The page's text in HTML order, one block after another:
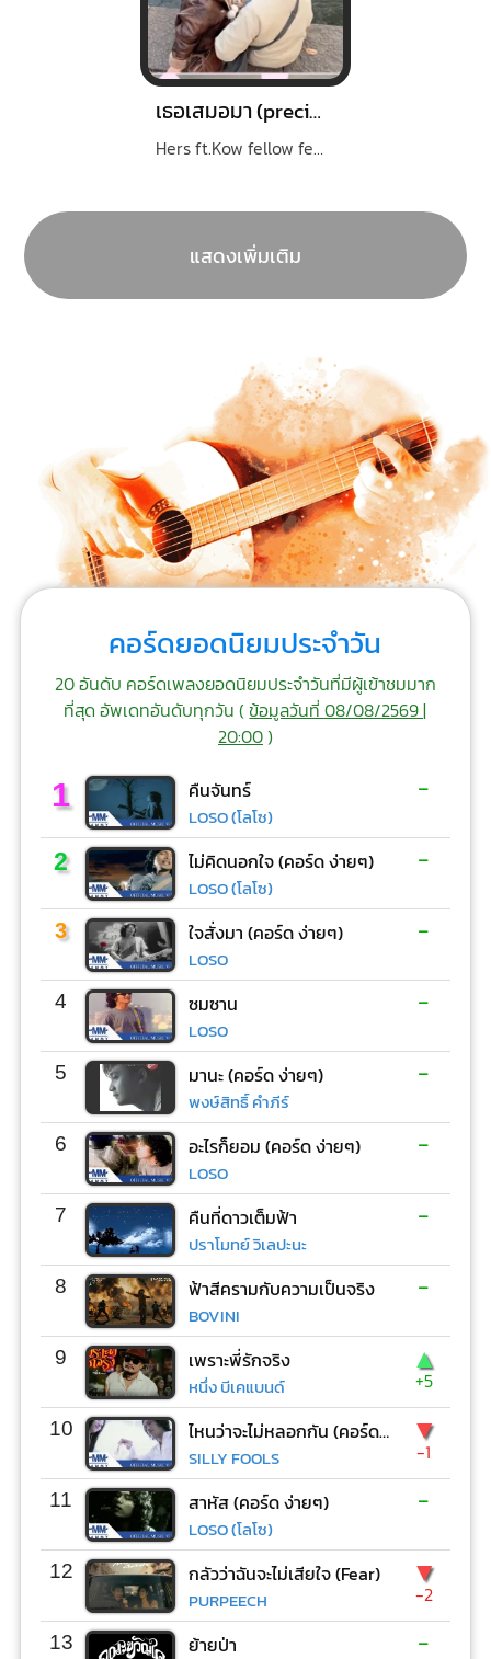
เธอเสมอมา (precious)
Hers ft.Kow fellow fellow
แสดงเพิ่มเติม
คอร์ดยอดนิยมประจำวัน
20 อันดับ คอร์ดเพลงยอดนิยมประจำวันที่มีผู้เข้าชมมาก
ที่สุด อัพเดทอันดับทุกวัน (ข้อมูลวันที่ 08/08/2569 |
20:00)
1 คืนจันทร์
LOSO (โลโซ)
-
2 ไม่คิดนอกใจ (คอร์ด ง่ายๆ)
LOSO (โลโซ)
-
3 ใจสั่งมา (คอร์ด ง่ายๆ)
LOSO
-
4 ซมซาน
LOSO
-
5 มานะ (คอร์ด ง่ายๆ)
พงษ์สิทธิ์ คำภีร์
-
6 อะไรก็ยอม (คอร์ด ง่ายๆ)
LOSO
-
7 คืนที่ดาวเต็มฟ้า
ปราโมทย์ วิเลปะนะ
-
8 ฟ้าสีครามกับความเป็นจริง
BOVINI
-
9 เพราะพี่รักจริง
หนึ่ง บีเคแบนด์
▲
+5
10 ไหนว่าจะไม่หลอกกัน (คอร์ด ง่ายๆ)
SILLY FOOLS
▼
-1
11 สาหัส (คอร์ด ง่ายๆ)
LOSO (โลโซ)
-
12 กลัวว่าฉันจะไม่เสียใจ (Fear)
PURPEECH
▼
-2
13 ย้ายป่า -